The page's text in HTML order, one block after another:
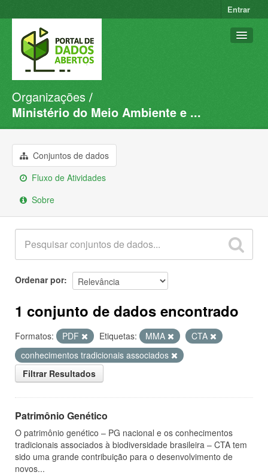
Entrar
Conjuntos de dados
Organizações
Sobre
Organizações
Ministério do Meio Ambiente e ...
Conjuntos de dados
Fluxo de Atividades
Sobre
Ordenar por
1 conjunto de dados encontrado
Formatos: PDF Etiquetas: MMA
CTA
conhecimentos tradicionais associados
Filtrar Resultados
Patrimônio Genético
O patrimônio genético – PG nacional e os conhecimentos
tradicionais associados à biodiversidade brasileira – CTA tem
sido uma grande contribuição para o desenvolvimento de
novos...